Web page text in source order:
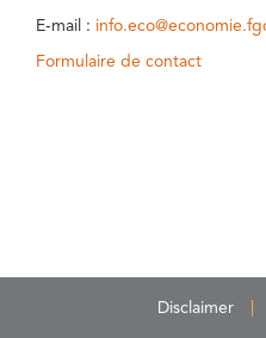
E-mail :
Formulaire de contact
Disclaimer